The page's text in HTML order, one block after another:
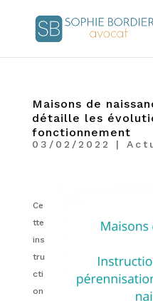
Maisons de
détaille les
fonctionnement
03/02/2022 |
Ce
tte
ins
tru
cti
on